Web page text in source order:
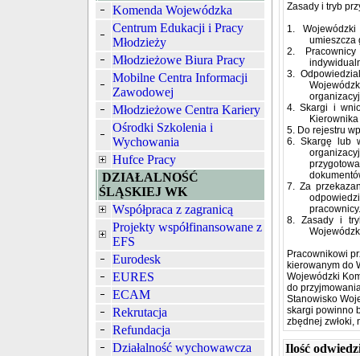
Komenda Wojewódzka
Centrum Edukacji i Pracy
Młodzieży
Młodzieżowe Biura Pracy
Mobilne Centra Informacji
Zawodowej
Młodzieżowe Centra Kariery
Ośrodki Szkolenia i
Wychowania
Hufce Pracy
DZIAŁALNOŚĆ
ŚLĄSKIEJ WK
Współpraca z zagranicą
Projekty współfinansowane z
EFS
Eurodesk
EURES
ECAM
Rekrutacja
Refundacja
Działalność wychowawcza
Zasady i tryb
1.
umieszcza
2. Pracownicy
3.
4. Skargi i
Kierownika
5. Do rejestru
6. Skargę lub
7. Za
8. Zasady i
Pracownikowi
kierowanym do
Wojewódzki
do
Stanowisko
skargi powinno
zbędnej zwłoki,
Ilość